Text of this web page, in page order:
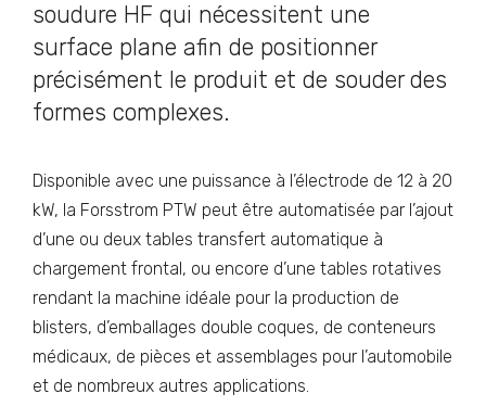
soudure HF qui nécessitent une
surface plane afin de positionner
précisément le produit et de souder des
formes complexes.
Disponible avec une puissance à l’électrode de 12 à 20
kW, la Forsstrom PTW peut être automatisée par l’ajout
d’une ou deux tables transfert automatique à
chargement frontal, ou encore d’une tables rotatives
rendant la machine idéale pour la production de
blisters, d’emballages double coques, de conteneurs
médicaux, de pièces et assemblages pour l’automobile
et de nombreux autres applications.